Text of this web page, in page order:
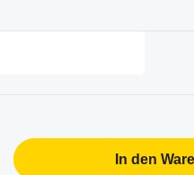
gewünschten
In den